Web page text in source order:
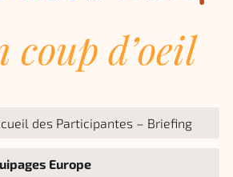
coup d’oeil
des Participantes – Briefing
Europe